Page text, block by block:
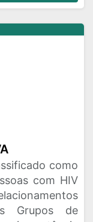
como
com HIV
Grupos de